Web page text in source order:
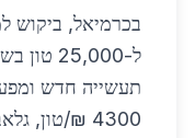
בכרמיאל, ביקוש
תעשייה חדש